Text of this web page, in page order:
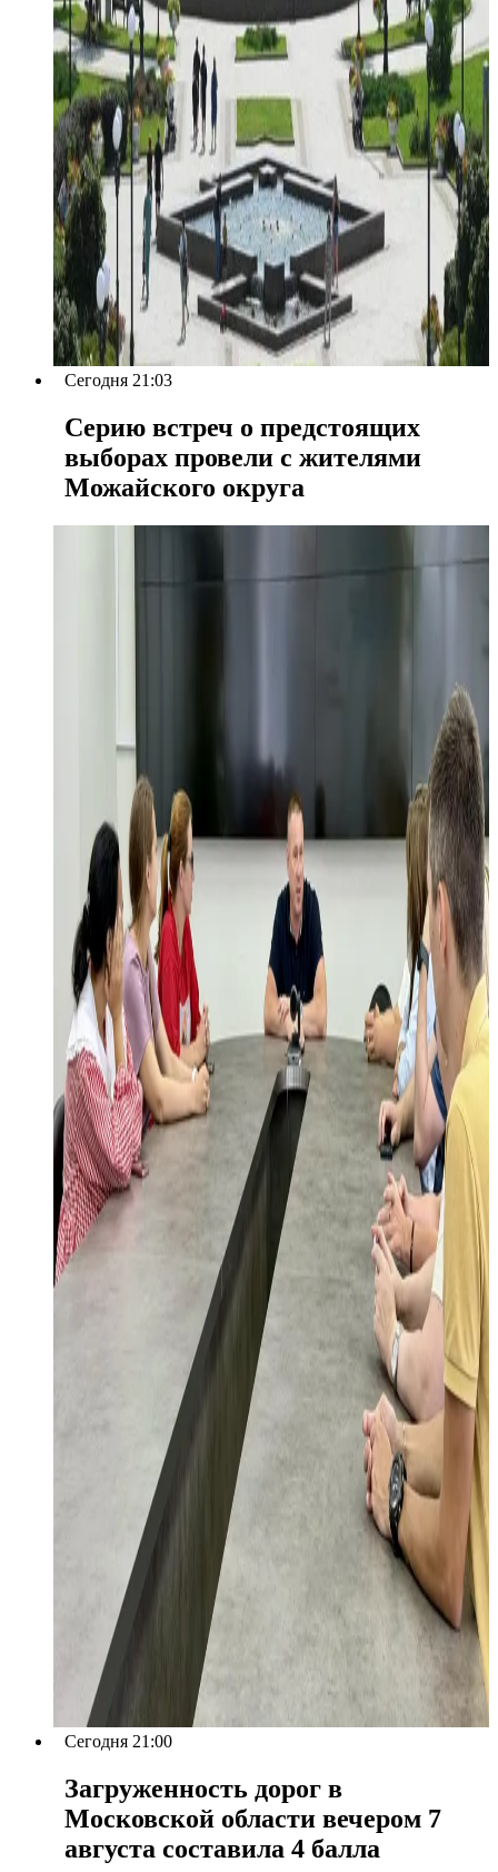
Сегодня 21:03
Серию встреч о предстоящих
выборах провели с жителями
Можайского округа
Сегодня 21:00
Загруженность дорог в
Московской области вечером 7
августа составила 4 балла